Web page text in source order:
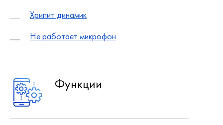
Хрипит динамик
Не работает микрофон
Функции